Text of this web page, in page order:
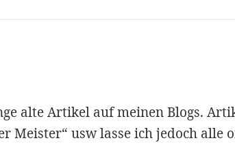
alte Artikel auf meinen Blogs.
Meister“ usw lasse ich jedoch alle